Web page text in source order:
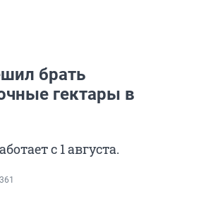
брать
гектары в
с 1 августа.
361